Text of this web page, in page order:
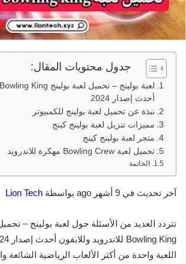
جدول محتويات المقال:
أحدث إصدار 2024
نبذة عن تحميل لعبة بولينج للكمبيوتر
مميزات تنزيل لعبة بولينج كينج
متجر لعبة بولينج كينج
تحميل لعبة Bowling Crew مهكرة للاندرويد
الخاتمة
آخر تحديث في 9 أشهر ago بواسطة Lion Tech
تتردد العديد من الأسئلة حول لعبة بولينج –
اللعبة واحدة من أكثر الألعاب الرياضية الشائعة